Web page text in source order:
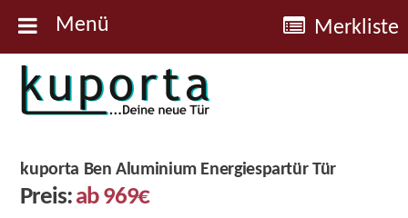
Kuporta
kuporta Ben Aluminium Energiespartür Tür
Preis:ab 969€
Menü Merkliste